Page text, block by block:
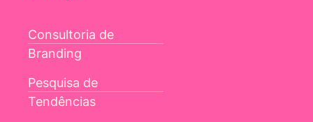
Consultoria de
Branding
Pesquisa de
Tendências